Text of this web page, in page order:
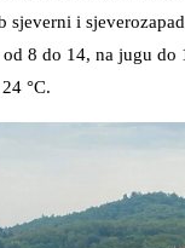
sjeverni i
od 8 do 14, na jugu do
°C.